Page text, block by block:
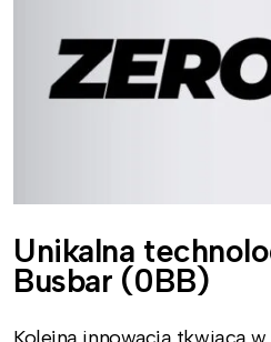
Unikalna
Busbar (0BB)